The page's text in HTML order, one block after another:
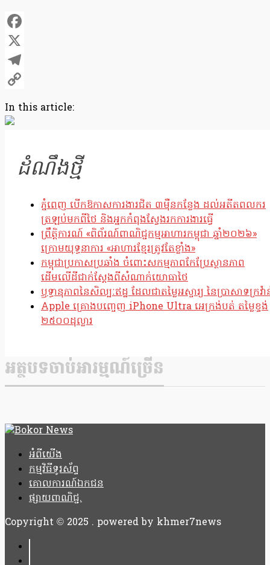
Facebook
X
Telegram
Link
In this article:
ដំណឹងថ្មី
ភ្នំពេញ បើកឱកាសការងារជិត ៣ម៉ឺនកន្លែង ដល់អតីតពលករ
ត្រឡប់មកពីថៃ និងអ្នកកំពុងស្វែងរកការងារធ្វើ
ព្រឹត្តិការណ៍ «ពិព័រណ៍ពាណិជ្ជកម្មអាហារកម្ពុជា ឆ្នាំ២០២៦»
ក្រោមយុទ្ធនាការ «អាហារខ្មែរត្រូវតែខ្លាំង»
កម្ពុជាប្រកាសប្រឆាំង ចំពោះសកម្មភាពកែប្រែស្ថានភាព
ដើមលើដីជាក់ស្តែងពីសំណាក់យោធាថៃ
ឫទ្ធានុភាពនៃសិល្បៈឥដ្ឋ ដែលជាតម្លៃអស្ចារ្យ នៃប្រាសាទក្រវ៉
Apple គ្រោងបញ្ចេញ iPhone Ultra អេក្រង់បត់ តម្លៃខ្ទង់
២៥០០ដុល្លារ
អត្ថបទចាប់អារម្មណ៍ច្រើន
អំពីយើង
កម្មវិធីទូរស័ព្ទ
គោលការណ៍ឯកជន
ផ្សាយពាណិជ្ជ.
Copyright © 2025 . powered by khmer7news